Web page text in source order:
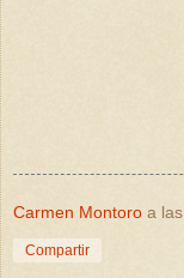
Carmen Montoro a las
Compartir